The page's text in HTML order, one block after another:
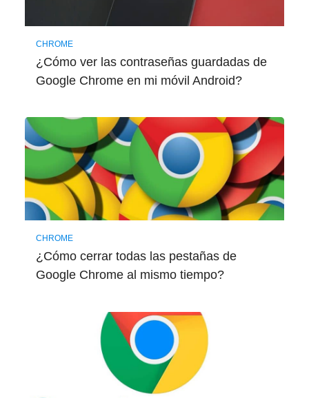
CHROME
¿Cómo ver las contraseñas guardadas de
Google Chrome en mi móvil Android?
CHROME
¿Cómo cerrar todas las pestañas de
Google Chrome al mismo tiempo?